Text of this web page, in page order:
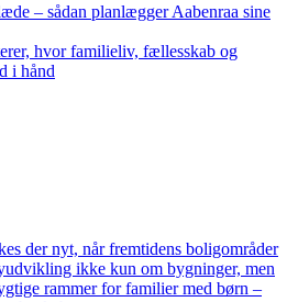
– sådan planlægger Aabenraa sine
hvor familieliv, fællesskab og
i hånd
der nyt, når fremtidens boligområder
ikke kun om bygninger, men
rammer for familier med børn –